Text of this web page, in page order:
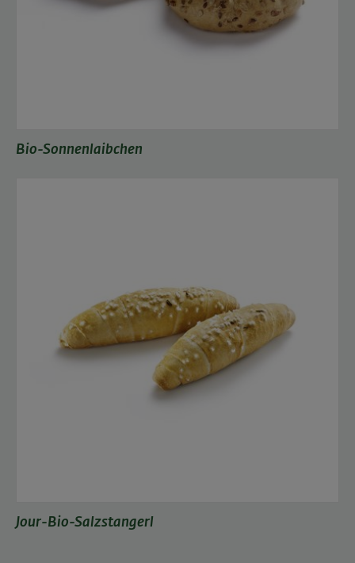
Bio-Sonnenlaibchen
Jour-Bio-Salzstangerl